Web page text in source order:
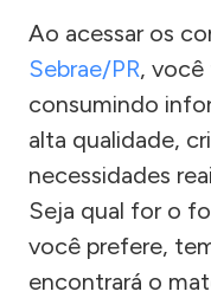
Ao acessar os
Sebrae/PR, você
consumindo
alta qualidade,
necessidades
Seja qual for o
você prefere,
encontrará o